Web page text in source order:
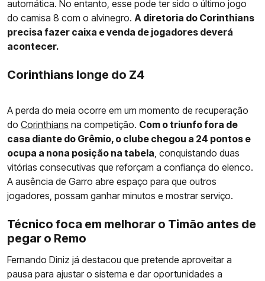
automática. No entanto, esse pode ter sido o último jogo
do camisa 8 com o alvinegro. A diretoria do Corinthians
precisa fazer caixa e venda de jogadores deverá
acontecer.
Corinthians longe do Z4
A perda do meia ocorre em um momento de recuperação
do Corinthians na competição. Com o triunfo fora de
casa diante do Grêmio, o clube chegou a 24 pontos e
ocupa a nona posição na tabela , conquistando duas
vitórias consecutivas que reforçam a confiança do elenco.
A ausência de Garro abre espaço para que outros
jogadores, possam ganhar minutos e mostrar serviço.
Técnico foca em melhorar o Timão antes de
pegar o Remo
Fernando Diniz já destacou que pretende aproveitar a
pausa para ajustar o sistema e dar oportunidades a